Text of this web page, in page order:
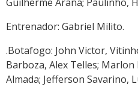
Entrenador: Gabriel Milito.
.Botafogo: John Victor,
Barboza, Alex Telles;
Almada; Jefferson Savarino,